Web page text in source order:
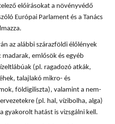
előírásokat a növényvédő
Európai Parlament és a Tanács
az alábbi szárazföldi élőlények
emlősök és egyéb
(pl. ragadozó atkák,
talajlakó mikro- és
földigiliszta), valamint a nem-
(pl. hal, vízibolha, alga)
gyakorolt hatást is vizsgálni kell.